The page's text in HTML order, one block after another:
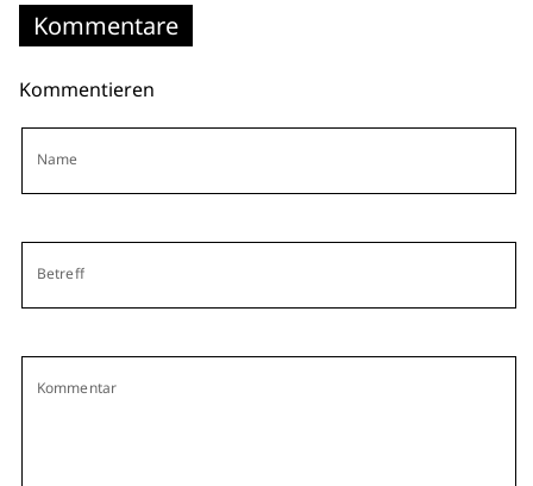
Kommentare
Kommentieren
Name
Betreff
Kommentar